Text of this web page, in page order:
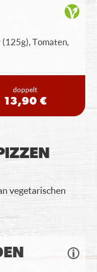
Tomaten,
doppelt
13,90 €
vegetarischen